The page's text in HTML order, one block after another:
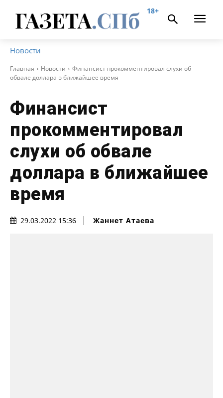
18+
Новости
Главная Новости
Финансист прокомментировал слухи об
обвале доллара в ближайшее время
Финансист
прокомментировал
слухи об обвале
доллара в ближайшее
время
29.03.2022 15:36 Жаннет Атаева